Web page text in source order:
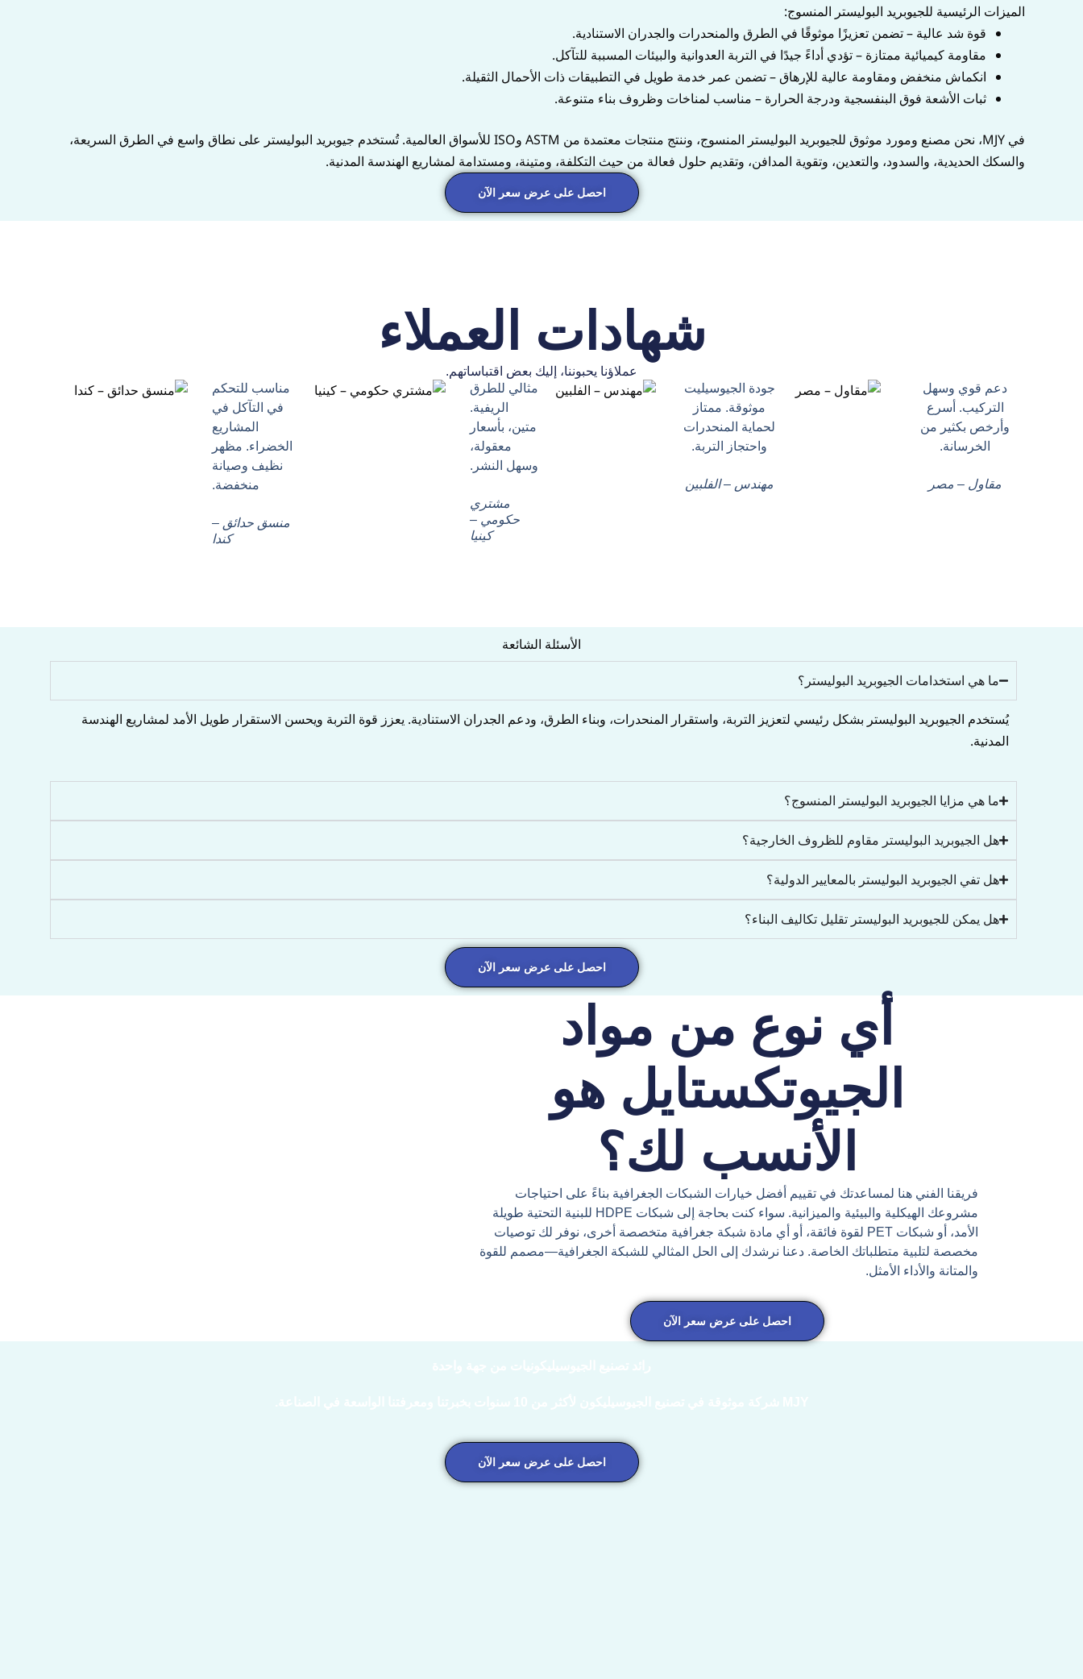
الميزات الرئيسية للجيوبريد البوليستر المنسوج:
قوة شد عالية – تضمن تعزيزًا موثوقًا في الطرق والمنحدرات والجدران الاستنادية.
مقاومة كيميائية ممتازة – تؤدي أداءً جيدًا في التربة العدوانية والبيئات المسببة للتآكل.
انكماش منخفض ومقاومة عالية للإرهاق – تضمن عمر خدمة طويل في التطبيقات ذات الأحمال الثقيلة.
ثبات الأشعة فوق البنفسجية ودرجة الحرارة – مناسب لمناخات وظروف بناء متنوعة.
في MJY، نحن مصنع ومورد موثوق للجيوبريد البوليستر المنسوج، وننتج منتجات معتمدة من ASTM وISO للأسواق العالمية. تُستخدم جيوبريد البوليستر على نطاق واسع في الطرق السريعة،
والسكك الحديدية، والسدود، والتعدين، وتقوية المدافن، وتقديم حلول فعالة من حيث التكلفة، ومتينة، ومستدامة لمشاريع الهندسة المدنية.
احصل على عرض سعر الآن
شهادات العملاء
عملاؤنا يحبوننا، إليك بعض اقتباساتهم.
دعم قوي وسهل
التركيب. أسرع
وأرخص بكثير من
الخرسانة.
مقاول – مصر
جودة الجيوسيليت
موثوقة. ممتاز
لحماية المنحدرات
واحتجاز التربة.
مهندس – الفلبين
مثالي للطرق
الريفية.
متين، بأسعار
معقولة،
وسهل النشر.
مشتري
حكومي –
كينيا
مناسب للتحكم
في التآكل في
المشاريع
الخضراء. مظهر
نظيف وصيانة
منخفضة.
منسق حدائق –
كندا
الأسئلة الشائعة
ما هي استخدامات الجيوبريد البوليستر؟
يُستخدم الجيوبريد البوليستر بشكل رئيسي لتعزيز التربة، واستقرار المنحدرات، وبناء الطرق، ودعم الجدران الاستنادية. يعزز قوة التربة ويحسن الاستقرار طويل الأمد لمشاريع الهندسة
المدنية.
ما هي مزايا الجيوبريد البوليستر المنسوج؟
هل الجيوبريد البوليستر مقاوم للظروف الخارجية؟
هل تفي الجيوبريد البوليستر بالمعايير الدولية؟
هل يمكن للجيوبريد البوليستر تقليل تكاليف البناء؟
احصل على عرض سعر الآن
أي نوع من مواد
الجيوتكستايل هو
الأنسب لك؟
فريقنا الفني هنا لمساعدتك في تقييم أفضل خيارات الشبكات الجغرافية بناءً على احتياجات
مشروعك الهيكلية والبيئية والميزانية. سواء كنت بحاجة إلى شبكات HDPE للبنية التحتية طويلة
الأمد، أو شبكات PET لقوة فائقة، أو أي مادة شبكة جغرافية متخصصة أخرى، نوفر لك توصيات
مخصصة لتلبية متطلباتك الخاصة. دعنا نرشدك إلى الحل المثالي للشبكة الجغرافية—مصمم للقوة
والمتانة والأداء الأمثل.
احصل على عرض سعر الآن
احصل على عرض سعر الآن